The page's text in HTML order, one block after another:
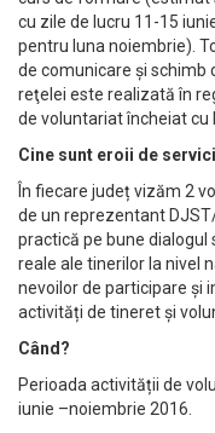
cu zile de lucru 11-15
pentru luna noiembrie).
de comunicare și schimb
reţelei este realizată în
de voluntariat încheiat cu
Cine sunt eroii de
În fiecare județ vizăm 2
de un reprezentant
practică pe bune
reale ale tinerilor la nivel
nevoilor de participare și
activități de tineret și
Când?
Perioada activității de
iunie –noiembrie 2016.